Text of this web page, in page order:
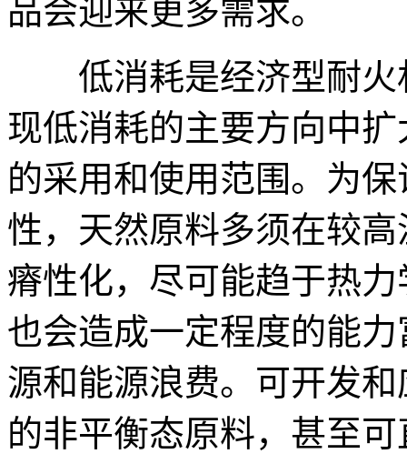
品会迎来更多需求。
低消耗是经济型耐火
现低消耗的主要方向中
的采用和使用范围。为
性，天然原料多须在较
瘠性化，尽可能趋于热
也会造成一定程度的能
源和能源浪费。可开发
的非平衡态原料，甚至